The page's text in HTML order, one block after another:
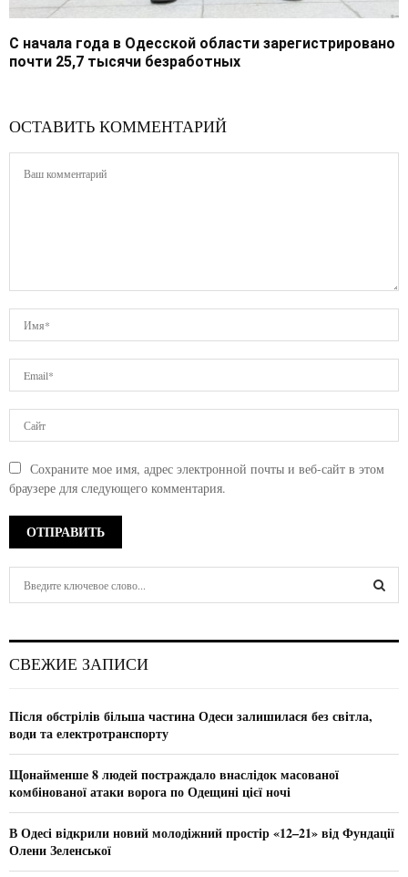
С начала года в Одесской области зарегистрировано
почти 25,7 тысячи безработных
ОСТАВИТЬ КОММЕНТАРИЙ
Сохраните мое имя, адрес электронной почты и веб-сайт в этом
браузере для следующего комментария.
h
o
r
СВЕЖИЕ ЗАПИСИ
Після обстрілів більша частина Одеси залишилася без світла,
води та електротранспорту
Щонайменше 8 людей постраждало внаслідок масованої
комбінованої атаки ворога по Одещині цієї ночі
В Одесі відкрили новий молодіжний простір «12–21» від Фундації
Олени Зеленської